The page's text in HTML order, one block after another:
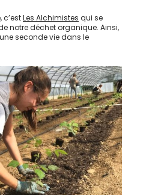
c’estLes Alchimistes qui se
notre déchet organique. Ainsi,
seconde vie dans le